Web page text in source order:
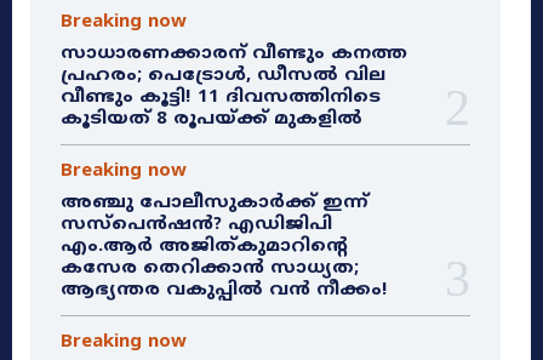
Breaking now
സാധാരണക്കാരന് വീണ്ടും കനത്ത
പ്രഹരം; പെട്രോൾ, ഡീസൽ വില
വീണ്ടും കൂട്ടി! 11 ദിവസത്തിനിടെ
കൂടിയത് 8 രൂപയ്ക്ക് മുകളിൽ
Breaking now
അഞ്ചു പോലീസുകാർക്ക് ഇന്ന്
സസ്‌പെൻഷൻ? എഡിജിപി
എം.ആർ അജിത്കുമാറിൻ്റെ
കസേര തെറിക്കാൻ സാധ്യത;
ആഭ്യന്തര വകുപ്പിൽ വൻ നീക്കം!
Breaking now